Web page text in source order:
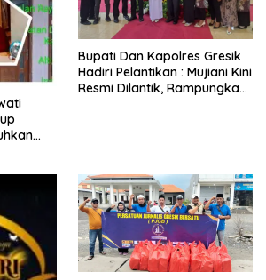
​Bupati Dan Kapolres Gresik
Hadiri Pelantikan : Mujiani Kini
Resmi Dilantik, Rampungkan